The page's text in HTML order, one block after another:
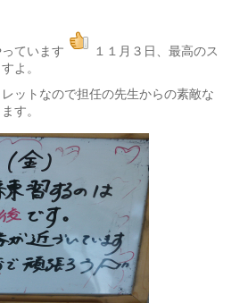
ています
１１月３日、最高のス
よ。
ットなので担任の先生からの素敵な
す。